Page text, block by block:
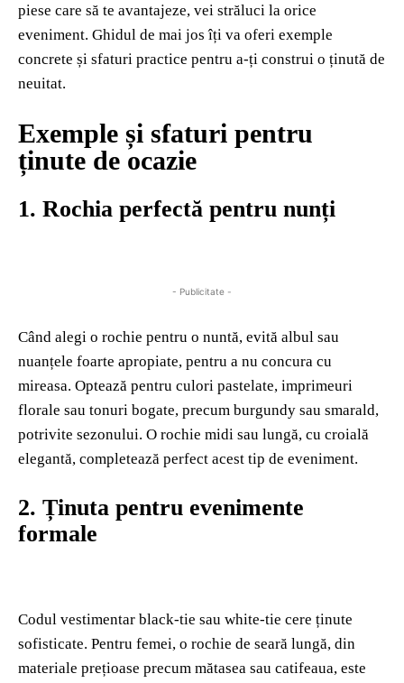
piese care să te avantajeze, vei străluci la orice
eveniment. Ghidul de mai jos îți va oferi exemple
concrete și sfaturi practice pentru a-ți construi o ținută de
neuitat.
Exemple și sfaturi pentru
ținute de ocazie
1. Rochia perfectă pentru nunți
- Publicitate -
Când alegi o rochie pentru o nuntă, evită albul sau
nuanțele foarte apropiate, pentru a nu concura cu
mireasa. Optează pentru culori pastelate, imprimeuri
florale sau tonuri bogate, precum burgundy sau smarald,
potrivite sezonului. O rochie midi sau lungă, cu croială
elegantă, completează perfect acest tip de eveniment.
2. Ținuta pentru evenimente
formale
Codul vestimentar black-tie sau white-tie cere ținute
sofisticate. Pentru femei, o rochie de seară lungă, din
materiale prețioase precum mătasea sau catifeaua, este